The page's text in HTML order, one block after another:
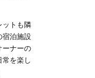
ットも隣
宿泊施設
ーナーの
常を楽し